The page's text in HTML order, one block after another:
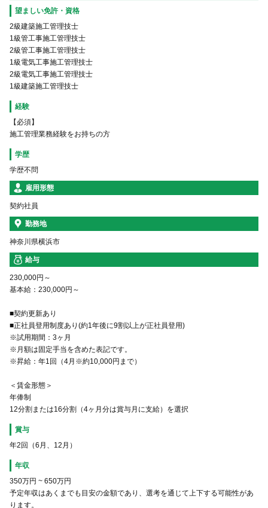
望ましい免許・資格
2級建築施工管理技士
1級管工事施工管理技士
2級管工事施工管理技士
1級電気工事施工管理技士
2級電気工事施工管理技士
1級建築施工管理技士
経験
【必須】
施工管理業務経験をお持ちの方
学歴
学歴不問
雇用形態
契約社員
勤務地
神奈川県横浜市
給与
230,000円～
基本給：230,000円～
■契約更新あり
■正社員登用制度あり(約1年後に9割以上が正社員登用)
※試用期間：3ヶ月
※月額は固定手当を含めた表記です。
※昇給：年1回（4月※約10,000円まで）
＜賃金形態＞
年俸制
12分割または16分割（4ヶ月分は賞与月に支給）を選択
賞与
年2回（6月、12月）
年収
350万円 ~ 650万円
予定年収はあくまでも目安の金額であり、選考を通じて上下する可能性があ
ります。